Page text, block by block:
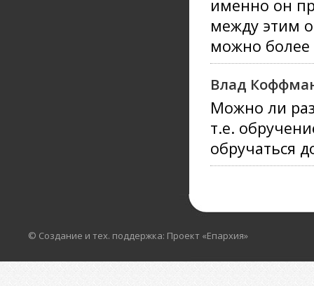
именно он
между этим
можно более
Влад
Можно ли
т.е.
обручаться
© Создание и тех. поддержка: Проект «Епархия»